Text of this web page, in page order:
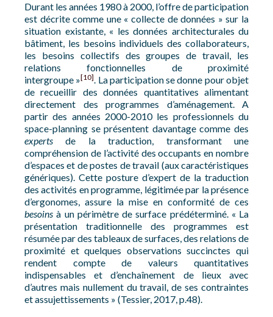
Durant les années 1980 à 2000, l’offre de participation
est décrite comme une « collecte de données » sur la
situation existante, « les données architecturales du
bâtiment, les besoins individuels des collaborateurs,
les besoins collectifs des groupes de travail, les
relations fonctionnelles de proximité
intergroupe »[10]. La participation se donne pour objet
de recueillir des données quantitatives alimentant
directement des programmes d’aménagement. A
partir des années 2000-2010 les professionnels du
space-planning se présentent davantage comme des
experts de la traduction, transformant une
compréhension de l’activité des occupants en nombre
d’espaces et de postes de travail (aux caractéristiques
génériques). Cette posture d’expert de la traduction
des activités en programme, légitimée par la présence
d’ergonomes, assure la mise en conformité de ces
besoins à un périmètre de surface prédéterminé. « La
présentation traditionnelle des programmes est
résumée par des tableaux de surfaces, des relations de
proximité et quelques observations succinctes qui
rendent compte de valeurs quantitatives
indispensables et d’enchaînement de lieux avec
d’autres mais nullement du travail, de ses contraintes
et assujettissements » (Tessier, 2017, p.48).